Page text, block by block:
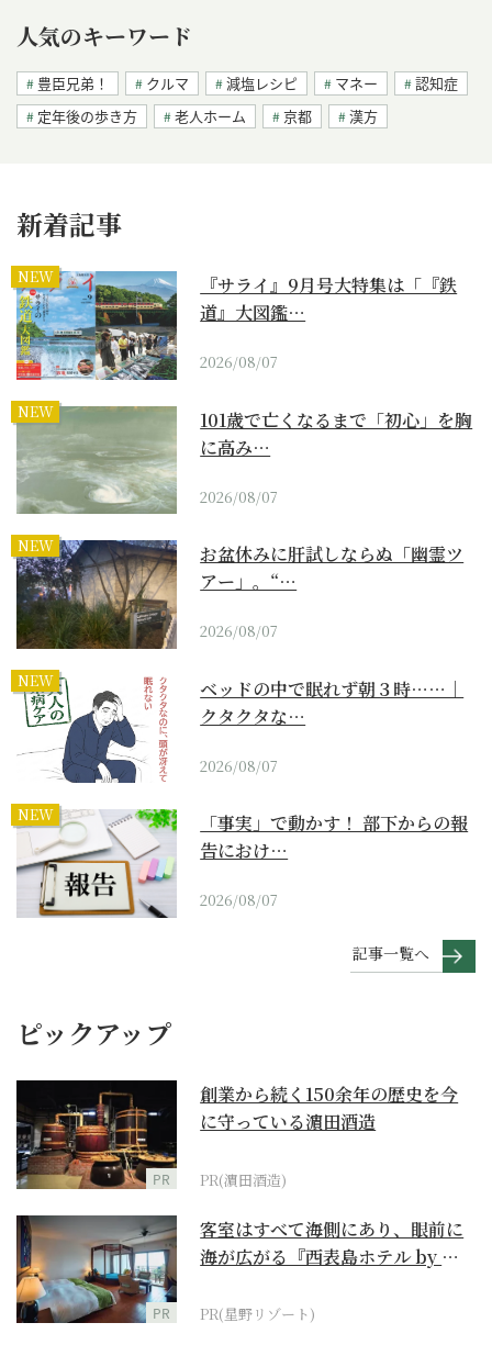
人気のキーワード
豊臣兄弟！ クルマ 減塩レシピ マネー
認知症
定年後の歩き方
老人ホーム 京都 漢方
新着記事
NEW
『サライ』9月号大特集は「『鉄
道』大図鑑…
2026/08/07
NEW
101歳で亡くなるまで「初心」を胸
に高み…
2026/08/07
NEW
お盆休みに肝試しならぬ「幽霊ツ
アー」。“…
2026/08/07
NEW
ベッドの中で眠れず朝３時……｜
クタクタな…
2026/08/07
NEW
「事実」で動かす！ 部下からの報
告におけ…
2026/08/07
記事一覧へ
ピックアップ
PR
創業から続く150余年の歴史を今
に守っている濵田酒造
PR(濵田酒造)
PR
客室はすべて海側にあり、眼前に
海が広がる『西表島ホテル by 星
PR(星野リゾート)